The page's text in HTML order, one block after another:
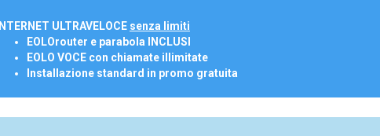
INTERNET ULTRAVELOCE senza limiti
EOLOrouter e parabola INCLUSI
EOLO VOCE con chiamate illimitate
Installazione standard in promo gratuita